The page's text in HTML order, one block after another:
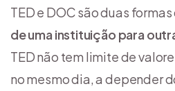
TED e DOC são duas formas
de uma instituição para
TED não tem limite de
no mesmo dia, a depender